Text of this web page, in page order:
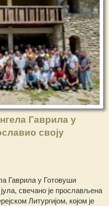
Гаврила у
своју
Гаврила у Готовуши
свечано је прослављена
Литургијом, којом је